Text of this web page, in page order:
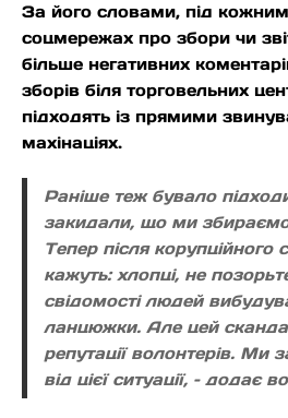
За його словами, під
соцмережах про збори чи
більше негативних
зборів біля торговельних
підходять із прямими
махінаціях.
Раніше теж бувало
закидали, що ми
Тепер після
кажуть: хлопці, не
свідомості людей
ланцюжки. Але цей
репутації волонтерів. Ми
від цієї ситуації, – додає